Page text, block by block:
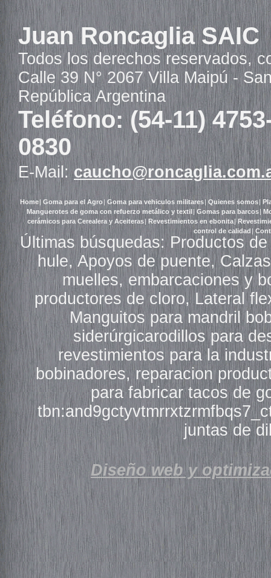
Juan Roncaglia SAIC
Todos los derechos reservados,
Calle 39 N° 2067 Villa Maipú -
República Argentina
Teléfono: (54-11)
0830
E-Mail:
Home | Goma para el Agro | Goma para vehiculos militares | Quienes somos |
Manguerotes de goma con refuerzo metálico y textil| Gomas para barcos|
cerámicos para Cerealera y Aceiteras| Revestimientos en ebonita|
control de calidad |
Últimas búsquedas: Productos
hule, Apoyos de puente,
muelles, embarcaciones y
productores de cloro, Lateral
Manguitos para mandril
siderúrgicarodillos para
revestimientos para la
bobinadores, reparacion
para fabricar tacos de
juntas de
Diseño web y